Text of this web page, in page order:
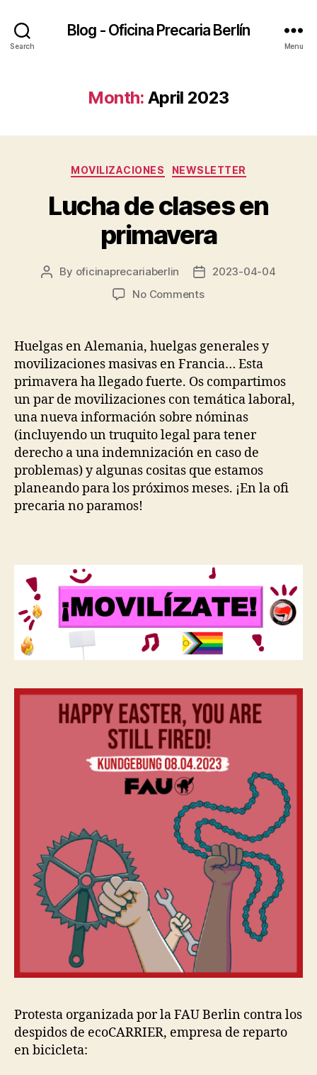
Search
Blog - Oficina Precaria Berlín
Menu
Month: April 2023
Categories
MOVILIZACIONES NEWSLETTER
Lucha de clases en
primavera
Post
By oficinaprecariaberlin
Post2023-04-04
No Commentson
en
primavera
Huelgas en Alemania, huelgas generales y
movilizaciones masivas en Francia… Esta
primavera ha llegado fuerte. Os compartimos
un par de movilizaciones con temática laboral,
una nueva información sobre nóminas
(incluyendo un truquito legal para tener
derecho a una indemnización en caso de
problemas) y algunas cositas que estamos
planeando para los próximos meses. ¡En la ofi
precaria no paramos!
Protesta organizada por la FAU Berlin contra los
despidos de ecoCARRIER, empresa de reparto
en bicicleta: